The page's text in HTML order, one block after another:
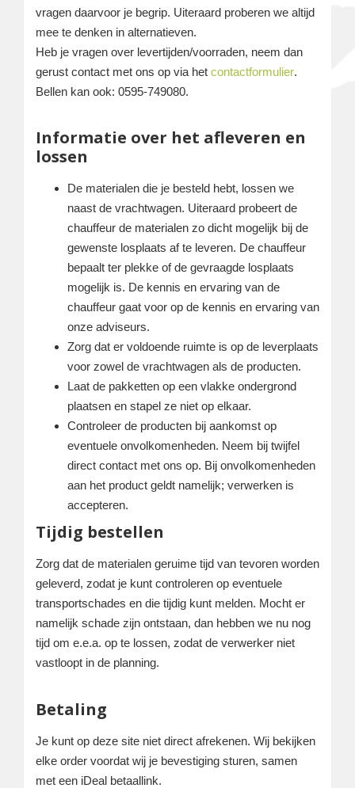
vragen daarvoor je begrip. Uiteraard proberen we altijd
mee te denken in alternatieven.
Heb je vragen over levertijden/voorraden, neem dan
gerust contact met ons op via het contactformulier.
Bellen kan ook: 0595-749080.
Informatie over het afleveren en
lossen
De materialen die je besteld hebt, lossen we
naast de vrachtwagen. Uiteraard probeert de
chauffeur de materialen zo dicht mogelijk bij de
gewenste losplaats af te leveren. De chauffeur
bepaalt ter plekke of de gevraagde losplaats
mogelijk is. De kennis en ervaring van de
chauffeur gaat voor op de kennis en ervaring van
onze adviseurs.
Zorg dat er voldoende ruimte is op de leverplaats
voor zowel de vrachtwagen als de producten.
Laat de pakketten op een vlakke ondergrond
plaatsen en stapel ze niet op elkaar.
Controleer de producten bij aankomst op
eventuele onvolkomenheden. Neem bij twijfel
direct contact met ons op. Bij onvolkomenheden
aan het product geldt namelijk; verwerken is
accepteren.
Tijdig bestellen
Zorg dat de materialen geruime tijd van tevoren worden
geleverd, zodat je kunt controleren op eventuele
transportschades en die tijdig kunt melden. Mocht er
namelijk schade zijn ontstaan, dan hebben we nu nog
tijd om e.e.a. op te lossen, zodat de verwerker niet
vastloopt in de planning.
Betaling
Je kunt op deze site niet direct afrekenen. Wij bekijken
elke order voordat wij je bevestiging sturen, samen
met een iDeal betaallink.